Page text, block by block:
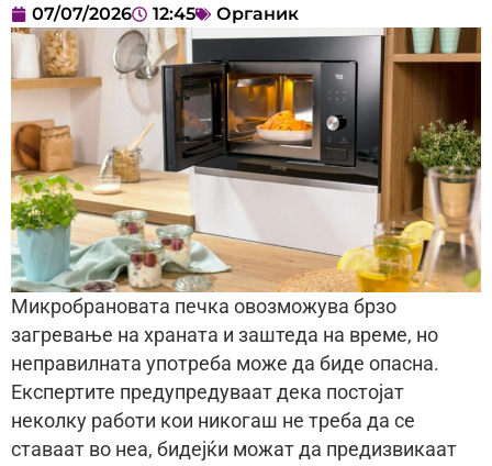
07/07/2026 12:45 Органик
Микробрановата печка овозможува брзо
загревање на храната и заштеда на време, но
неправилната употреба може да биде опасна.
Експертите предупредуваат дека постојат
неколку работи кои никогаш не треба да се
ставаат во неа, бидејќи можат да предизвикаат